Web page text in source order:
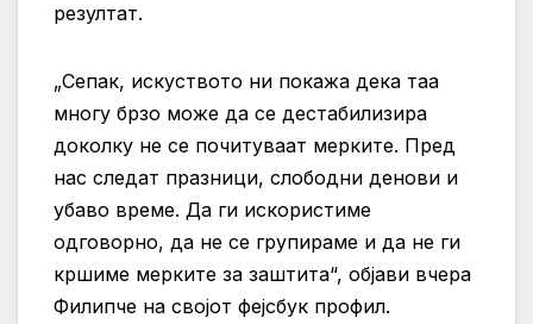
резултат.
„Сепак, искуството ни покажа дека таа
многу брзо може да се дестабилизира
доколку не се почитуваат мерките. Пред
нас следат празници, слободни денови и
убаво време. Да ги искористиме
одговорно, да не се групираме и да не ги
кршиме мерките за заштита“, објави вчера
Филипче на својот фејсбук профил.